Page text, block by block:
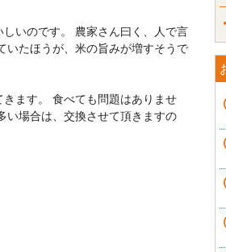
いのです。 農家さん曰く、人で言
いたほうが、米の旨みが増すそうで
ます。 食べても問題はありませ
い場合は、交換させて頂きますの